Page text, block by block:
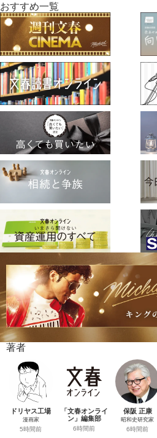
おすすめ一覧
著者
ドリヤス工場
漫画家
5時間前
「文春オンライ
ン」編集部
6時間前
保阪 正康
昭和史研究家
6時間前